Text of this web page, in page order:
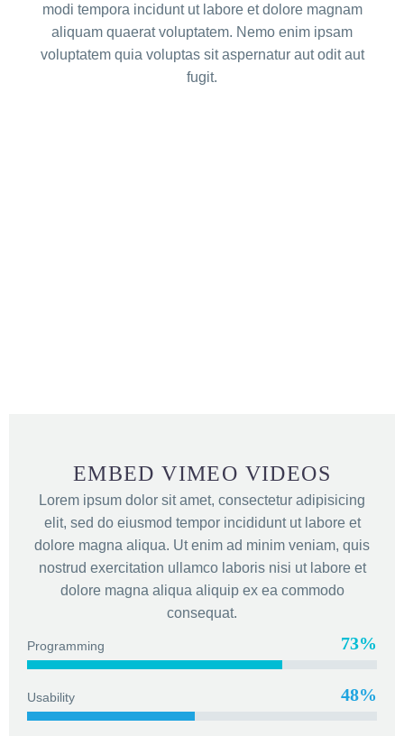
modi tempora incidunt ut labore et dolore magnam
aliquam quaerat voluptatem. Nemo enim ipsam
voluptatem quia voluptas sit aspernatur aut odit aut
fugit.
EMBED VIMEO VIDEOS
Lorem ipsum dolor sit amet, consectetur adipisicing
elit, sed do eiusmod tempor incididunt ut labore et
dolore magna aliqua. Ut enim ad minim veniam, quis
nostrud exercitation ullamco laboris nisi ut labore et
dolore magna aliqua aliquip ex ea commodo
consequat.
Programming 73%
Usability
48%